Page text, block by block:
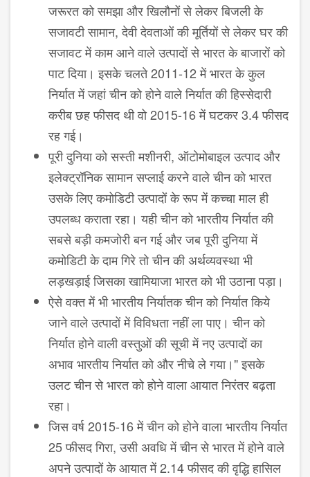
जरूरत को समझा और खिलौनों से लेकर बिजली के
सजावटी सामान, देवी देवताओं की मूर्तियों से लेकर घर की
सजावट में काम आने वाले उत्पादों से भारत के बाजारों को
पाट दिया। इसके चलते 2011-12 में भारत के कुल
निर्यात में जहां चीन को होने वाले निर्यात की हिस्सेदारी
करीब छह फीसद थी वो 2015-16 में घटकर 3.4 फीसद
रह गई।
पूरी दुनिया को सस्ती मशीनरी, ऑटोमोबाइल उत्पाद और
इलेक्ट्रॉनिक सामान सप्लाई करने वाले चीन को भारत
उसके लिए कमोडिटी उत्पादों के रूप में कच्चा माल ही
उपलब्ध कराता रहा। यही चीन को भारतीय निर्यात की
सबसे बड़ी कमजोरी बन गई और जब पूरी दुनिया में
कमोडिटी के दाम गिरे तो चीन की अर्थव्यवस्था भी
लड़खड़ाई जिसका खामियाजा भारत को भी उठाना पड़ा।
ऐसे वक्त में भी भारतीय निर्यातक चीन को निर्यात किये
जाने वाले उत्पादों में विविधता नहीं ला पाए। चीन को
निर्यात होने वाली वस्तुओं की सूची में नए उत्पादों का
अभाव भारतीय निर्यात को और नीचे ले गया।" इसके
उलट चीन से भारत को होने वाला आयात निरंतर बढ़ता
रहा।
जिस वर्ष 2015-16 में चीन को होने वाला भारतीय निर्यात
25 फीसद गिरा, उसी अवधि में चीन से भारत में होने वाले
अपने उत्पादों के आयात में 2.14 फीसद की वृद्धि हासिल